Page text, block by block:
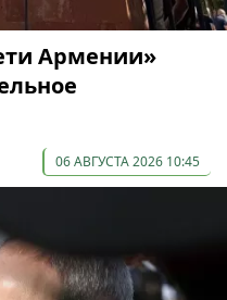
Армении»
06 АВГУСТА 2026 10:45